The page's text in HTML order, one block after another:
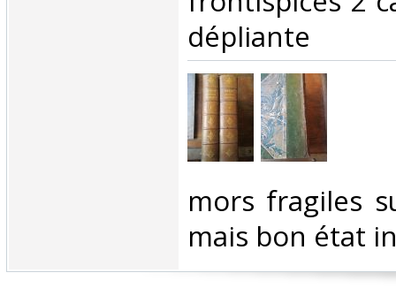
dépliante‎
‎mors fragiles
mais bon état